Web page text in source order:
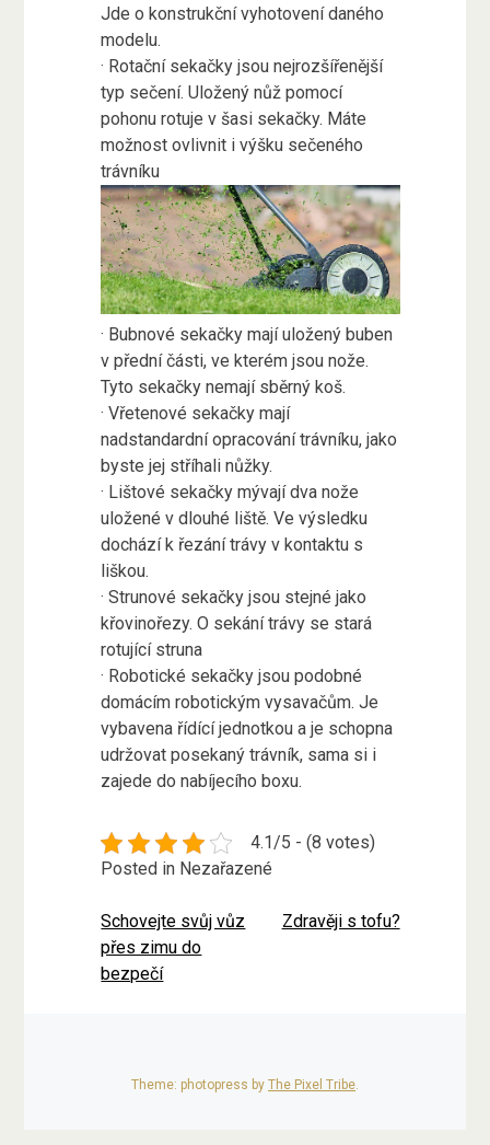
Jde o konstrukční vyhotovení daného
modelu.
· Rotační sekačky jsou nejrozšířenější
typ sečení. Uložený nůž pomocí
pohonu rotuje v šasi sekačky. Máte
možnost ovlivnit i výšku sečeného
trávníku
· Bubnové sekačky mají uložený buben
v přední části, ve kterém jsou nože.
Tyto sekačky nemají sběrný koš.
· Vřetenové sekačky mají
nadstandardní opracování trávníku, jako
byste jej stříhali nůžky.
· Lištové sekačky mývají dva nože
uložené v dlouhé liště. Ve výsledku
dochází k řezání trávy v kontaktu s
liškou.
· Strunové sekačky jsou stejné jako
křovinořezy. O sekání trávy se stará
rotující struna
· Robotické sekačky jsou podobné
domácím robotickým vysavačům. Je
vybavena řídící jednotkou a je schopna
udržovat posekaný trávník, sama si i
zajede do nabíjecího boxu.
4.1/5 - (8 votes)
Posted in Nezařazené
Navigace
pro
Schovejte svůj vůz
přes zimu do
bezpečí
Zdravěji s tofu?
Theme: photopress by The Pixel Tribe.